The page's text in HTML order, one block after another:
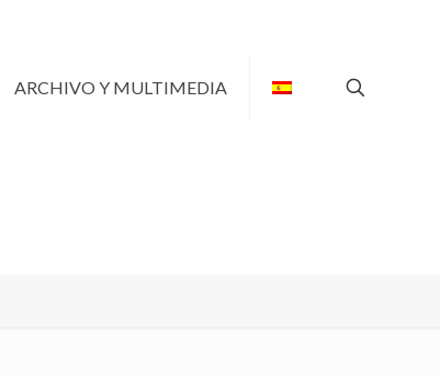
ARCHIVO Y MULTIMEDIA